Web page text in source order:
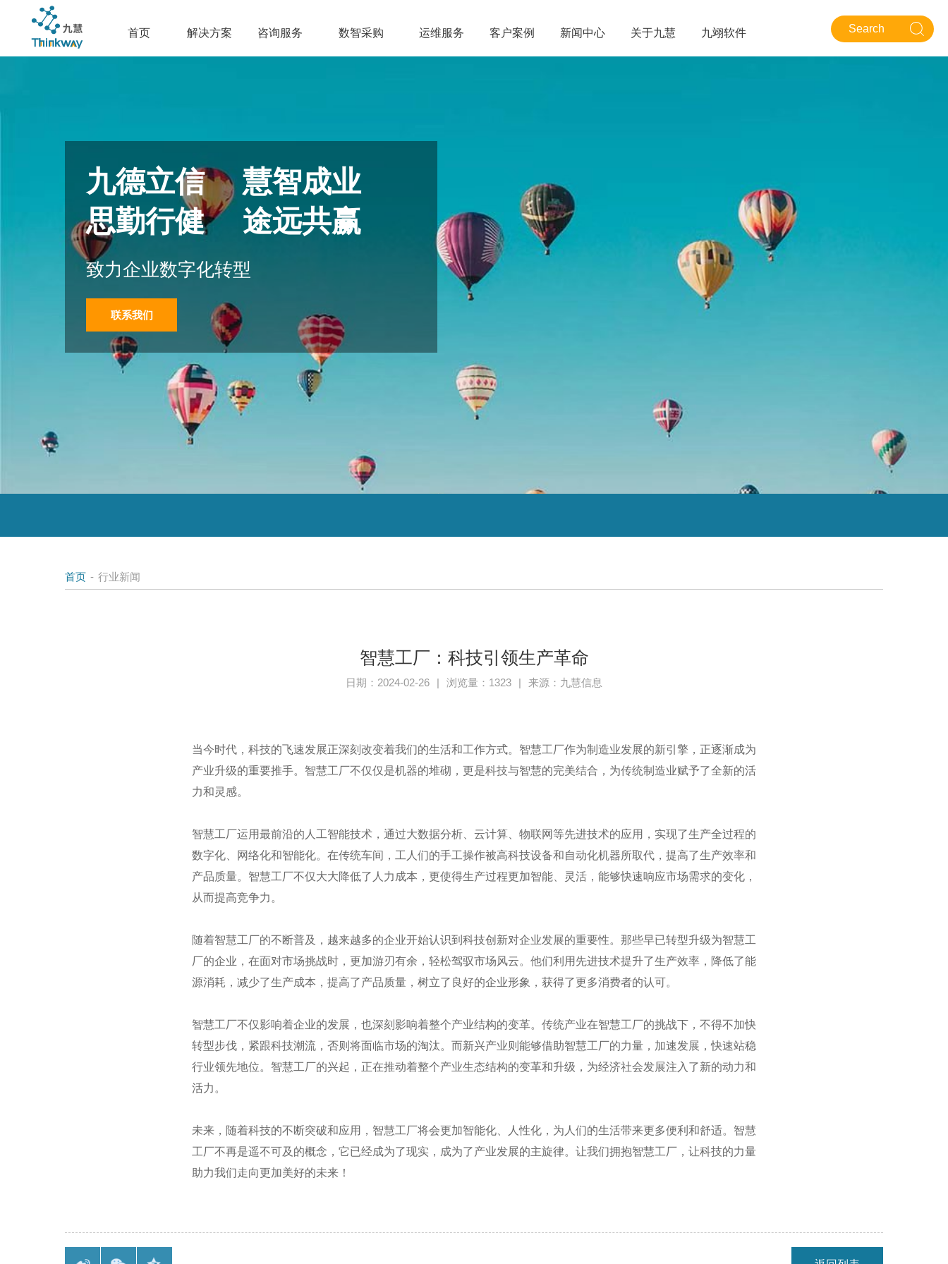
首页 解决方案 咨询服务 数智采购 运维服务 客户案例 新闻中心 关于九慧 九翊软件
九德立信 慧智成业
思勤行健 途远共赢
致力企业数字化转型
联系我们
首页 - 行业新闻
智慧工厂：科技引领生产革命
日期：2024-02-26 | 浏览量：1323 | 来源：九慧信息
当今时代，科技的飞速发展正深刻改变着我们的生活和工作方式。智慧工厂作为制造业发展的新引擎，正逐渐成为
产业升级的重要推手。智慧工厂不仅仅是机器的堆砌，更是科技与智慧的完美结合，为传统制造业赋予了全新的活
力和灵感。
智慧工厂运用最前沿的人工智能技术，通过大数据分析、云计算、物联网等先进技术的应用，实现了生产全过程的
数字化、网络化和智能化。在传统车间，工人们的手工操作被高科技设备和自动化机器所取代，提高了生产效率和
产品质量。智慧工厂不仅大大降低了人力成本，更使得生产过程更加智能、灵活，能够快速响应市场需求的变化，
从而提高竞争力。
随着智慧工厂的不断普及，越来越多的企业开始认识到科技创新对企业发展的重要性。那些早已转型升级为智慧工
厂的企业，在面对市场挑战时，更加游刃有余，轻松驾驭市场风云。他们利用先进技术提升了生产效率，降低了能
源消耗，减少了生产成本，提高了产品质量，树立了良好的企业形象，获得了更多消费者的认可。
智慧工厂不仅影响着企业的发展，也深刻影响着整个产业结构的变革。传统产业在智慧工厂的挑战下，不得不加快
转型步伐，紧跟科技潮流，否则将面临市场的淘汰。而新兴产业则能够借助智慧工厂的力量，加速发展，快速站稳
行业领先地位。智慧工厂的兴起，正在推动着整个产业生态结构的变革和升级，为经济社会发展注入了新的动力和
活力。
未来，随着科技的不断突破和应用，智慧工厂将会更加智能化、人性化，为人们的生活带来更多便利和舒适。智慧
工厂不再是遥不可及的概念，它已经成为了现实，成为了产业发展的主旋律。让我们拥抱智慧工厂，让科技的力量
助力我们走向更加美好的未来！